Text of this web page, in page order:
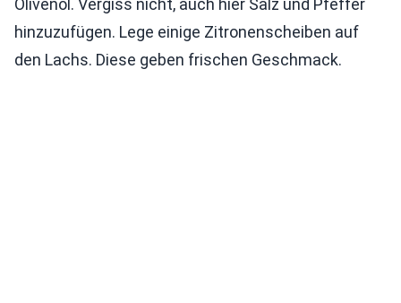
Olivenöl. Vergiss nicht, auch hier Salz und Pfeffer
hinzuzufügen. Lege einige Zitronenscheiben auf
den Lachs. Diese geben frischen Geschmack.